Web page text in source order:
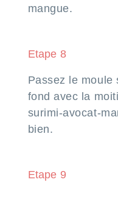
mangue.
Etape 8
Passez le moule
fond avec la
surimi-avocat-
bien.
Etape 9